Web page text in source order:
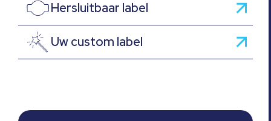
Hersluitbaar label
Uw custom label